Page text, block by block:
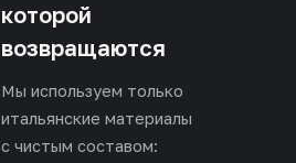
которой
возвращаются
Мы используем только
итальянские материалы
с чистым составом: